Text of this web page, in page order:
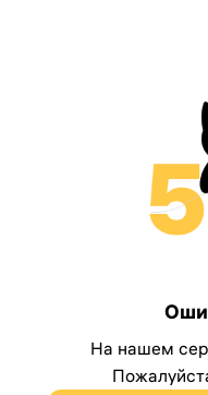
На нашем